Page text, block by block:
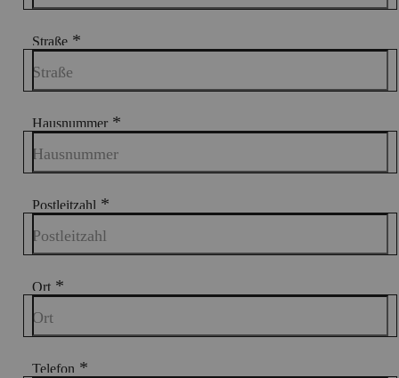
Straße
Straße *
Hausnummer
Hausnummer *
Postleitzahl
Postleitzahl *
Ort
Ort *
Telefon *